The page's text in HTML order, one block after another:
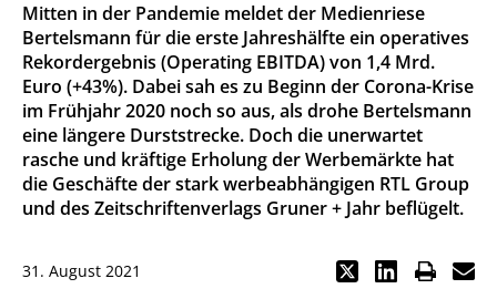
Mitten in der Pandemie meldet der Medienriese
Bertelsmann für die erste Jahreshälfte ein operatives
Rekordergebnis (Operating EBITDA) von 1,4 Mrd.
Euro (+43%). Dabei sah es zu Beginn der Corona-Krise
im Frühjahr 2020 noch so aus, als drohe Bertelsmann
eine längere Durststrecke. Doch die unerwartet
rasche und kräftige Erholung der Werbemärkte hat
die Geschäfte der stark werbeabhängigen RTL Group
und des Zeitschriftenverlags Gruner + Jahr beflügelt.
31. August 2021